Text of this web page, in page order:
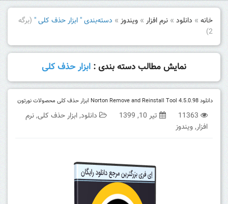
خانه » دانلود » نرم افزار » ویندوز » دسته‌بندی " ابزار حذف کلی " (برگه
2)
نمایش مطالب دسته بندی : ابزار حذف کلی
دانلود Norton Remove and Reinstall Tool 4.5.0.98 ابزار حذف کلی محصولات نورتون
11363 تیر 10, 1399 دانلود,ابزار حذف کلی,نرم
افزار,ویندوز